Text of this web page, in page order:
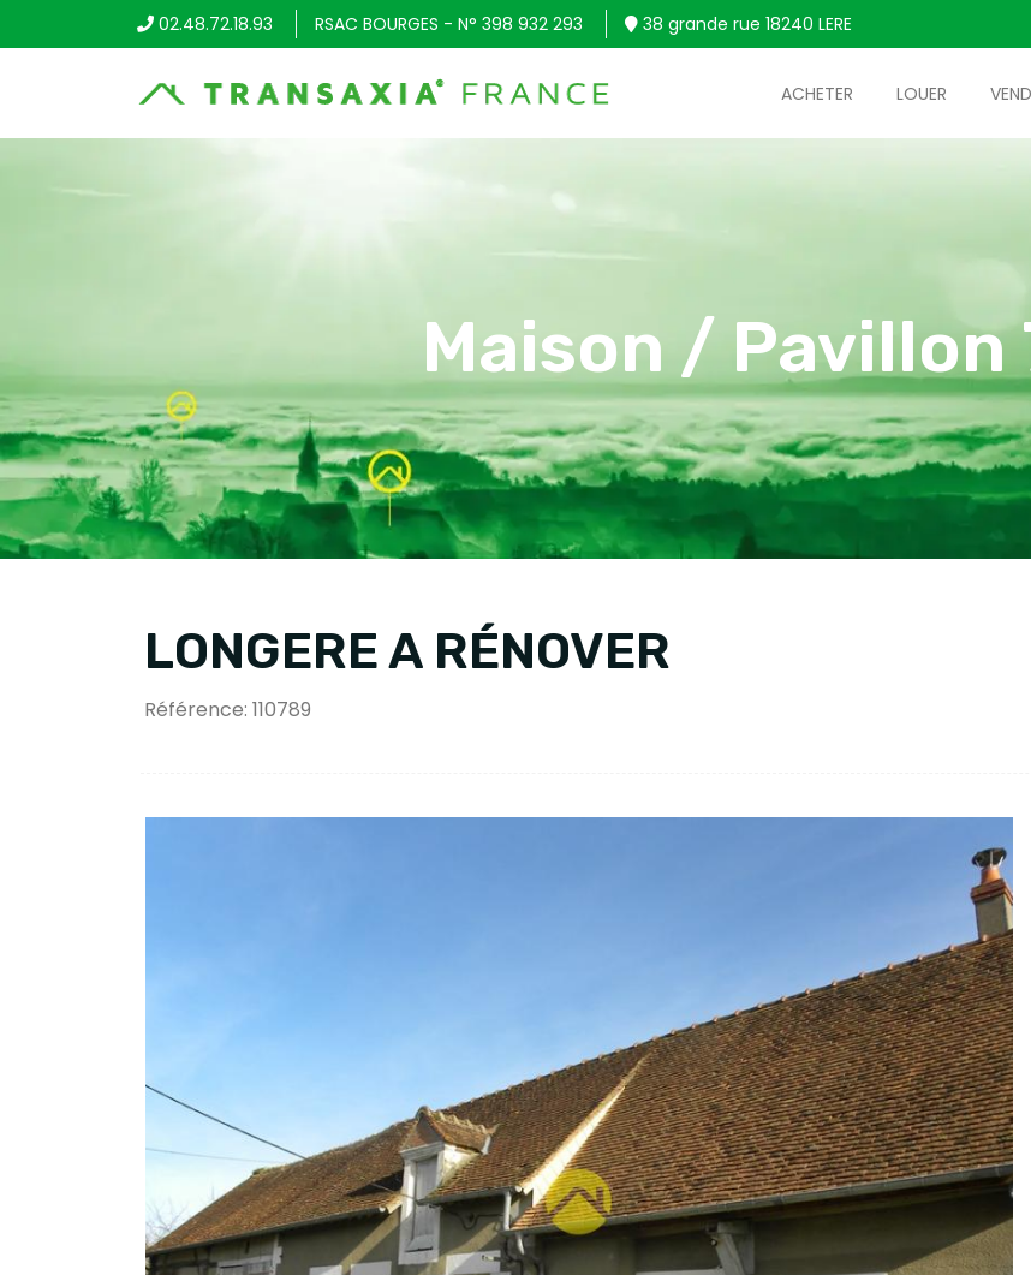
02.48.72.18.93 RSAC BOURGES - N° 398 932 293 38 grande rue 18240 LERE
ACHETER LOUER
Maison / Pavillon
LONGERE A RÉNOVER
Référence: 110789